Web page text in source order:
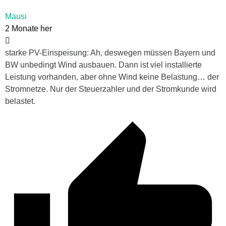
Mausi
2 Monate her
starke PV-Einspeisung: Ah, deswegen müssen Bayern und
BW unbedingt Wind ausbauen. Dann ist viel installierte
Leistung vorhanden, aber ohne Wind keine Belastung… der
Stromnetze. Nur der Steuerzahler und der Stromkunde wird
belastet.